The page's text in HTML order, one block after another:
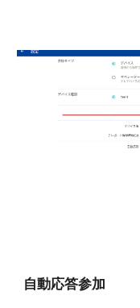
自動応答参加